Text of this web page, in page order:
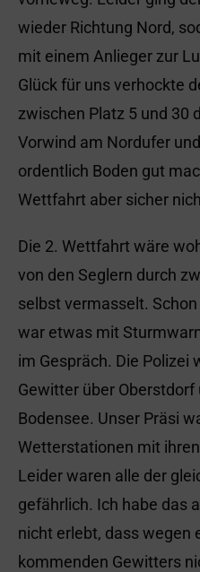
wieder Richtung Nord,
mit einem Anlieger zur
Glück für uns verhockte
zwischen Platz 5 und 30
Vorwind am Nordufer
ordentlich Boden gut
Wettfahrt aber sicher
Die 2. Wettfahrt wäre
von den Seglern durch
selbst vermasselt.
war etwas mit
im Gespräch. Die Polizei
Gewitter über
Bodensee. Unser Präsi
Wetterstationen mit
Leider waren alle der
gefährlich. Ich habe das
nicht erlebt, dass wegen
kommenden Gewitters